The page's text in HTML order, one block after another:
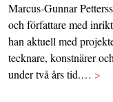
Marcus-Gunnar
och författare med
han aktuell med
tecknare, konstnärer
under två års tid.… >